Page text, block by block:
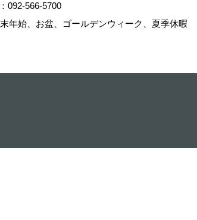
092-566-5700
年始、お盆、ゴールデンウィーク、夏季休暇